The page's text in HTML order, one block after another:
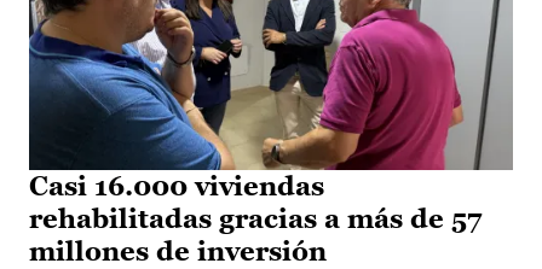
Casi 16.000 viviendas
rehabilitadas gracias a más de 57
millones de inversión